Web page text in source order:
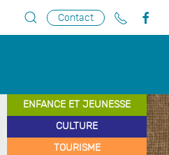
Contact
ENFANCE ET JEUNESSE
CULTURE
TOURISME